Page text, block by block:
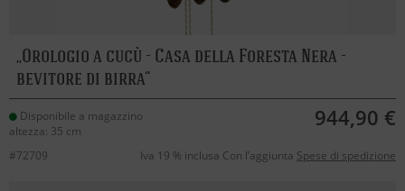
Orologio a cucù - Casa della Foresta Nera -
bevitore di birra
Disponibile a magazzino
altezza: 35 cm
944,90 €
#72709 Iva 19 % inclusa Con l’aggiunta Spese di spedizione